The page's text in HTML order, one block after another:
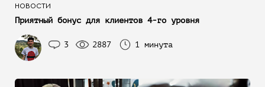
НОВОСТИ
Приятный бонус для клиентов 4-го уровня
3 2887 1 минута